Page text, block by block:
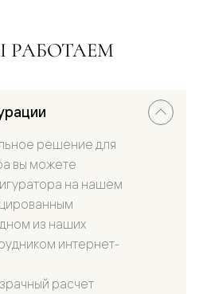
РАБОТАЕМ
решение для
вы можете
на нашем
из наших
интернет-
расчет